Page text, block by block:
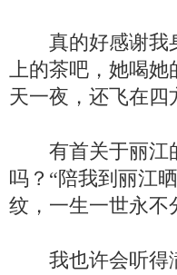
真的好感谢我身
上的茶吧，她喝她
天一夜，还飞在
有首关于丽江的
吗？“陪我到丽江
纹，一生一世永
我也许会听得满